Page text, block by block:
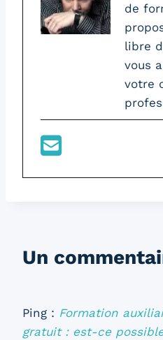
de
libre
vous
votre
Un
Ping : Formation
gratuit : est-ce